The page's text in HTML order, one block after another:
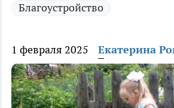
Благоустройство
1 февраля 2025 Екатерина